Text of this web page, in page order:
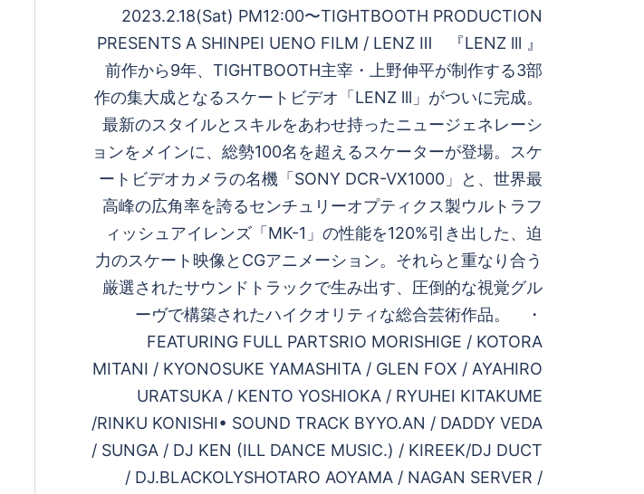
2023.2.18(Sat) PM12:00〜TIGHTBOOTH PRODUCTION
PRESENTS A SHINPEI UENO FILM / LENZ Ⅲ 『LENZ lll 』
前作から9年、TIGHTBOOTH主宰・上野伸平が制作する3部
作の集大成となるスケートビデオ「LENZ lll」がついに完成。
最新のスタイルとスキルをあわせ持ったニュージェネレーシ
ョンをメインに、総勢100名を超えるスケーターが登場。スケ
ートビデオカメラの名機「SONY DCR-VX1000」と、世界最
高峰の広角率を誇るセンチュリーオプティクス製ウルトラフ
ィッシュアイレンズ「MK-1」の性能を120%引き出した、迫
力のスケート映像とCGアニメーション。それらと重なり合う
厳選されたサウンドトラックで生み出す、圧倒的な視覚グル
ーヴで構築されたハイクオリティな総合芸術作品。 ・
FEATURING FULL PARTSRIO MORISHIGE / KOTORA
MITANI / KYONOSUKE YAMASHITA / GLEN FOX / AYAHIRO
URATSUKA / KENTO YOSHIOKA / RYUHEI KITAKUME
/RINKU KONISHI• SOUND TRACK BYYO.AN / DADDY VEDA
/ SUNGA / DJ KEN (ILL DANCE MUSIC.) / KIREEK/DJ DUCT
/ DJ.BLACKOLYSHOTARO AOYAMA / NAGAN SERVER /